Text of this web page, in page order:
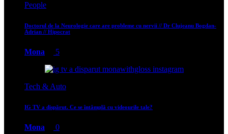
People
Doctorul de la Neurologie care are probleme cu nervii // Dr Clujeanu Bogdan-
Adrian // Hipocrat
Mona 5
Tech & Auto
IG TV a dispărut. Ce se întâmplă cu videourile tale?
Mona 0